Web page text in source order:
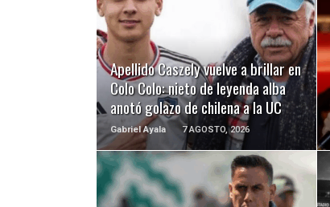
Apellido Caszely vuelve a brillar en
Colo Colo: nieto de leyenda alba
anotó golazo de chilena a la UC
Gabriel Ayala 7 AGOSTO, 2026
LEER MÁS